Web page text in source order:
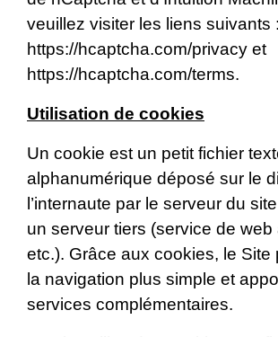
veuillez visiter les liens suivants :
https://hcaptcha.com/privacy et
https://hcaptcha.com/terms.
Utilisation de cookies
Un cookie est un petit fichier
alphanumérique déposé sur le
l’internaute par le serveur du
un serveur tiers (service de web
etc.). Grâce aux cookies, le Site
la navigation plus simple et
services complémentaires.